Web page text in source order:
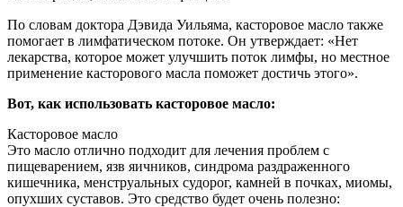
По словам доктора Дэвида Уильяма, касторовое масло также
помогает в лимфатическом потоке. Он утверждает: «Нет
лекарства, которое может улучшить поток лимфы, но местное
применение касторового масла поможет достичь этого».
Вот, как использовать касторовое масло:
Касторовое масло
Это масло отлично подходит для лечения проблем с
пищеварением, язв яичников, синдрома раздраженного
кишечника, менструальных судорог, камней в почках, миомы,
опухших суставов. Это средство будет очень полезно: